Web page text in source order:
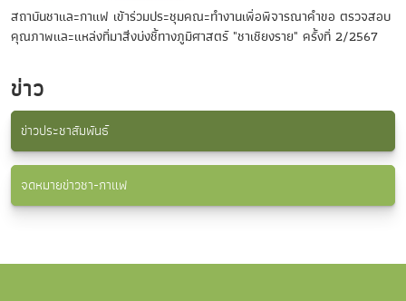
สถาบันชาและกาแฟ เข้าร่วมประชุมคณะทำงานเพื่อพิจารณาคำขอ ตรวจสอบ
คุณภาพและแหล่งที่มาสิ่งบ่งชี้ทางภูมิศาสตร์ "ชาเชียงราย" ครั้งที่ 2/2567
ข่าว
ข่าวประชาสัมพันธ์
จดหมายข่าวชา-กาแฟ